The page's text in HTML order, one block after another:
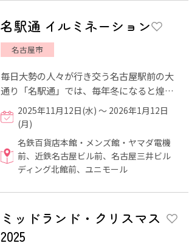
名駅通 イルミネーション
名古屋市
毎日大勢の人々が行き交う名古屋駅前の大
通り「名駅通」では、毎年冬になると煌び
やかなイルミネーションが歩道を飾りま
す。冬の訪れを感じる風物...
2025年11月12日(水) ～ 2026年1月12日
(月)
名鉄百貨店本館・メンズ館・ヤマダ電機
前、近鉄名古屋ビル前、名古屋三井ビル
ディング北館前、ユニモール
ミッドランド・クリスマス
2025